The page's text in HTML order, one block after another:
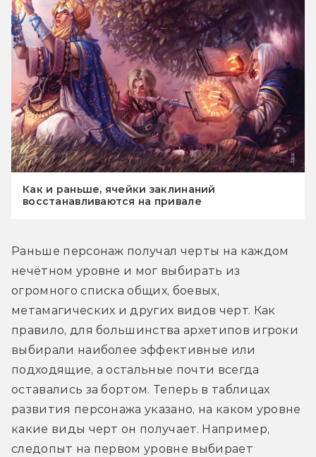
Как и раньше, ячейки заклинаний
восстанавливаются на привале
Раньше персонаж получал черты на каждом
нечётном уровне и мог выбирать из
огромного списка общих, боевых,
метамагических и других видов черт. Как
правило, для большинства архетипов игроки
выбирали наиболее эффективные или
подходящие, а остальные почти всегда
оставались за бортом. Теперь в таблицах
развития персонажа указано, на каком уровне
какие виды черт он получает. Например,
следопыт на первом уровне выбирает